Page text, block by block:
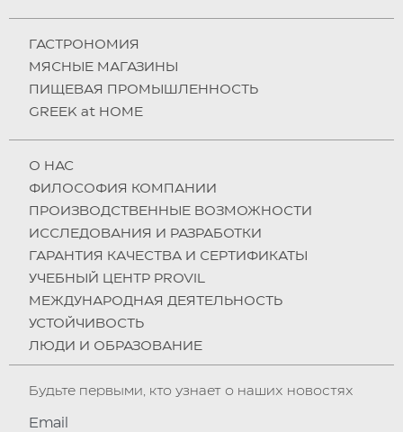
ГАСТРОНОМИЯ
МЯСНЫЕ МАГАЗИНЫ
ПИЩЕВАЯ ПРОМЫШЛЕННОСТЬ
GREEK at HOME
О НAC
ФИЛОСОФИЯ КОМПАНИИ
ПРОИЗВОДСТВЕННЫЕ ВОЗМОЖНОСТИ
ИССЛЕДОВАНИЯ И РАЗРАБОТКИ
ГАРАНТИЯ КАЧЕСТВА И СЕРТИФИКАТЫ
УЧЕБНЫЙ ЦЕНТР PROVIL
МЕЖДУНАРОДНАЯ ДЕЯТЕЛЬНОСТЬ
УСТОЙЧИВОСТЬ
ЛЮДИ И ОБРАЗОВАНИЕ
Будьте первыми, кто узнает о наших новостях
Email